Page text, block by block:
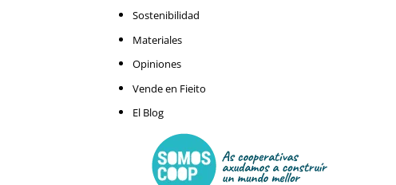
Sostenibilidad
Materiales
Opiniones
Vende en Fieito
El Blog